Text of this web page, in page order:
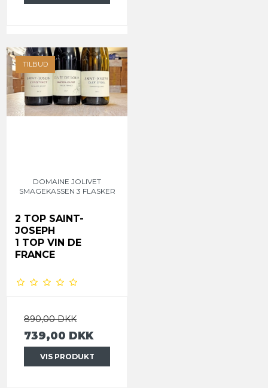
TILBUD
DOMAINE JOLIVET
SMAGEKASSEN 3 FLASKER
2 TOP SAINT-
JOSEPH
1 TOP VIN DE
FRANCE
890,00 DKK
739,00 DKK
VIS PRODUKT